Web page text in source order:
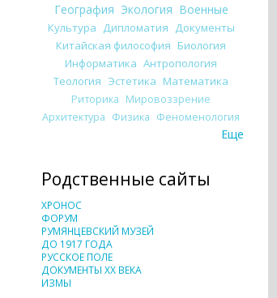
География Экология Военные
Культура Дипломатия Документы
Китайская философия Биология
Информатика Антропология
Теология Эстетика Математика
Риторика Мировоззрение
Архитектура Физика Феноменология
Еще
Родственные сайты
ХРОНОС
ФОРУМ
РУМЯНЦЕВСКИЙ МУЗЕЙ
ДО 1917 ГОДА
РУССКОЕ ПОЛЕ
ДОКУМЕНТЫ XX ВЕКА
ИЗМЫ